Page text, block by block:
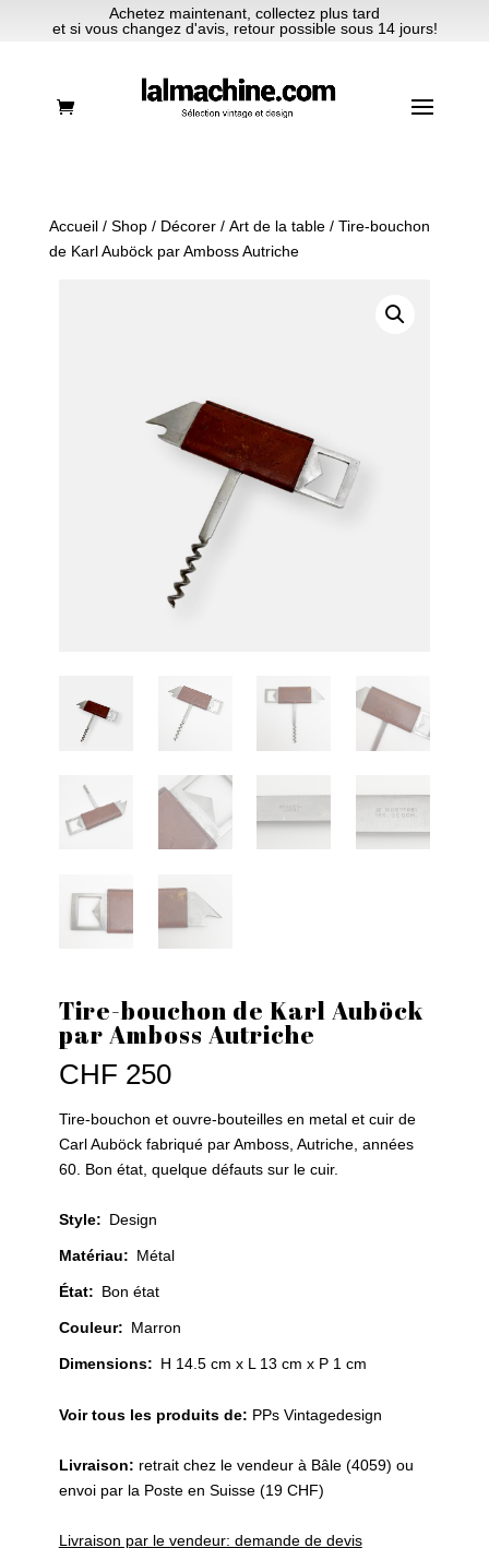
Achetez maintenant, collectez plus tard
et si vous changez d'avis, retour possible sous 14 jours!
Accueil/ Shop/ Décorer/ Art de la table/ Tire-bouchon
de Karl Auböck par Amboss Autriche
Tire-bouchon de Karl Auböck
par Amboss Autriche
CHF 250
Tire-bouchon et ouvre-bouteilles en metal et cuir de
Carl Auböck fabriqué par Amboss, Autriche, années
60. Bon état, quelque défauts sur le cuir.
Style: Design
Matériau: Métal
État: Bon état
Couleur: Marron
Dimensions: H 14.5 cm x L 13 cm x P 1 cm
Voir tous les produits de: PPs Vintagedesign
Livraison: retrait chez le vendeur à Bâle (4059) ou
envoi par la Poste en Suisse (19 CHF)
Livraison par le vendeur: demande de devis